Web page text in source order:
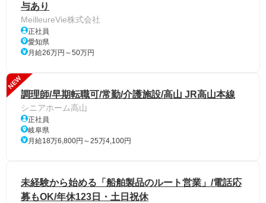
与あり
MeilleureVie株式会社
正社員
愛知県
月給26万円～50万円
NEW
調理師/早期転職可/常勤/介護施設/高山 JR高山本線
シニアホーム高山
正社員
岐阜県
月給18万6,800円～25万4,100円
未経験から始める「船舶製品のルート営業」/電話応
募もOK/年休123日・土日祝休